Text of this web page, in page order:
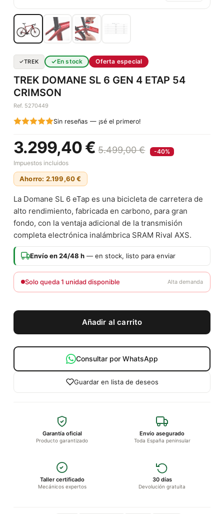
TREK En stock Oferta especial
TREK DOMANE SL 6 GEN 4 ETAP 54
CRIMSON
Ref. 5270449
Sin reseñas — ¡sé el primero!
3.299,40 € 5.499,00 €
-40%
Impuestos incluidos
Ahorro: 2.199,60 €
La Domane SL 6 eTap es una bicicleta de carretera de
alto rendimiento, fabricada en carbono, para gran
fondo, con la ventaja adicional de la transmisión
completa electrónica inalámbrica SRAM Rival AXS.
Envío en 24/48 h — en stock, listo para enviar
Solo queda 1 unidad disponible Alta demanda
Añadir al carrito
Consultar por WhatsApp
Guardar en lista de deseos
Garantía oficial
Producto garantizado
Envío asegurado
Toda España peninsular
Taller certificado
Mecánicos expertos
30 días
Devolución gratuita